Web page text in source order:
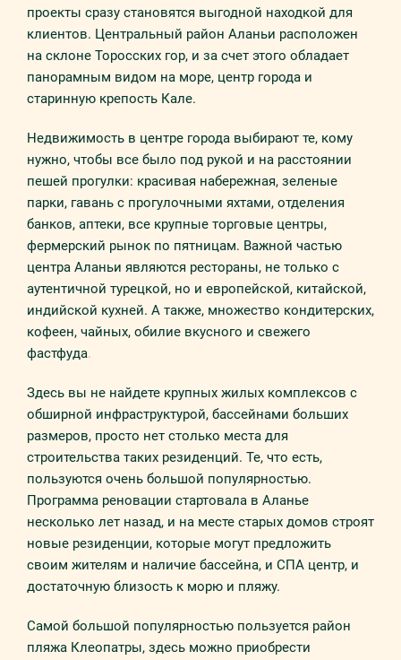
проекты сразу становятся выгодной находкой для
клиентов. Центральный район Аланьи расположен
на склоне Торосских гор, и за счет этого обладает
панорамным видом на море, центр города и
старинную крепость Кале.
Недвижимость в центре города выбирают те, кому
нужно, чтобы все было под рукой и на расстоянии
пешей прогулки: красивая набережная, зеленые
парки, гавань с прогулочными яхтами, отделения
банков, аптеки, все крупные торговые центры,
фермерский рынок по пятницам. Важной частью
центра Аланьи являются рестораны, не только с
аутентичной турецкой, но и европейской, китайской,
индийской кухней. А также, множество кондитерских,
кофеен, чайных, обилие вкусного и свежего
фастфуда.
Здесь вы не найдете крупных жилых комплексов с
обширной инфраструктурой, бассейнами больших
размеров, просто нет столько места для
строительства таких резиденций. Те, что есть,
пользуются очень большой популярностью.
Программа реновации стартовала в Аланье
несколько лет назад, и на месте старых домов строят
новые резиденции, которые могут предложить
своим жителям и наличие бассейна, и СПА центр, и
достаточную близость к морю и пляжу.
Самой большой популярностью пользуется район
пляжа Клеопатры, здесь можно приобрести